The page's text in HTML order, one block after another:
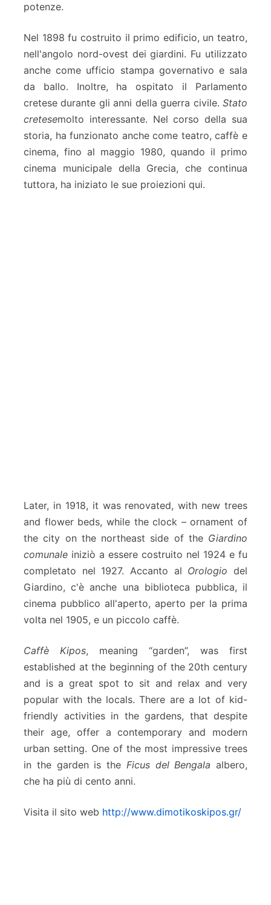
potenze.
Nel 1898 fu costruito il primo edificio, un teatro,
nell'angolo nord-ovest dei giardini. Fu utilizzato
anche come ufficio stampa governativo e sala
da ballo. Inoltre, ha ospitato il Parlamento
cretese durante gli anni della guerra civile. Stato
cretesemolto interessante. Nel corso della sua
storia, ha funzionato anche come teatro, caffè e
cinema, fino al maggio 1980, quando il primo
cinema municipale della Grecia, che continua
tuttora, ha iniziato le sue proiezioni qui.
Later, in 1918, it was renovated, with new trees
and flower beds, while the clock – ornament of
the city on the northeast side of the Giardino
comunale iniziò a essere costruito nel 1924 e fu
completato nel 1927. Accanto al Orologio del
Giardino, c'è anche una biblioteca pubblica, il
cinema pubblico all'aperto, aperto per la prima
volta nel 1905, e un piccolo caffè.
Caffè Kipos, meaning “garden”, was first
established at the beginning of the 20th century
and is a great spot to sit and relax and very
popular with the locals. There are a lot of kid-
friendly activities in the gardens, that despite
their age, offer a contemporary and modern
urban setting. One of the most impressive trees
in the garden is the Ficus del Bengala albero,
che ha più di cento anni.
Visita il sito web http://www.dimotikoskipos.gr/